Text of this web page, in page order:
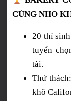
CÙNG NHO
20 thí
tuyển
tài.
Thử
khô